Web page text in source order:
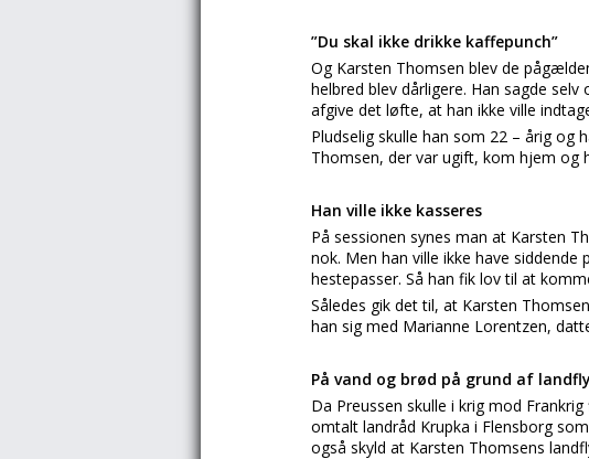
”Du skal ikke drikke kaffepunch”
Og Karsten Thomsen blev de
helbred blev dårligere. Han sagde
afgive det løfte, at han ikke ville
Pludselig skulle han som 22 – årig
Thomsen, der var ugift, kom hjem og
Han ville ikke kasseres
På sessionen synes man at Karsten
nok. Men han ville ikke have
hestepasser. Så han fik lov til at
Således gik det til, at Karsten
han sig med Marianne Lorentzen,
På vand og brød på grund af
Da Preussen skulle i krig mod
omtalt landråd Krupka i Flensborg
også skyld at Karsten Thomsens